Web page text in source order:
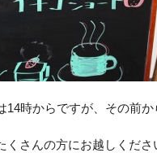
14時からですが、その前
くさんの方にお越しくださ